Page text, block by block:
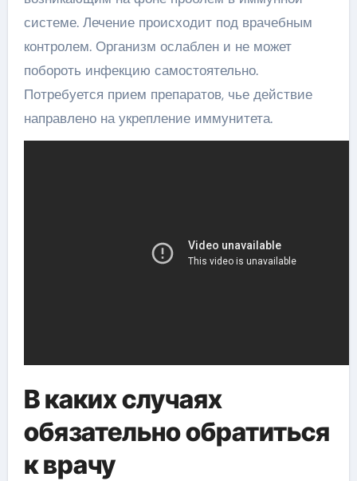
системе. Лечение происходит под врачебным
контролем. Организм ослаблен и не может
побороть инфекцию самостоятельно.
Потребуется прием препаратов, чье действие
направлено на укрепление иммунитета.
В каких случаях
обязательно обратиться
к врачу